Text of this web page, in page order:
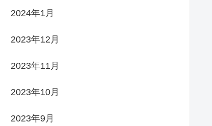
2024年1月
2023年12月
2023年11月
2023年10月
2023年9月